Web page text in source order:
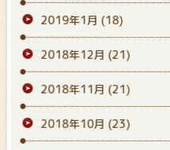
2019年1月 (18)
2018年12月 (21)
2018年11月 (21)
2018年10月 (23)